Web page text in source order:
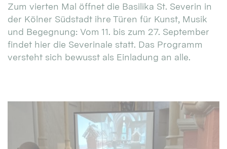
Zum vierten Mal öffnet die Basilika St. Severin in
der Kölner Südstadt ihre Türen für Kunst, Musik
und Begegnung: Vom 11. bis zum 27. September
findet hier die Severinale statt. Das Programm
versteht sich bewusst als Einladung an alle.